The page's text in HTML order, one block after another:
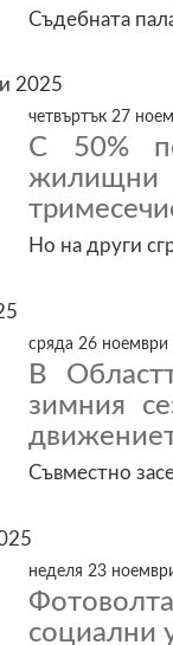
Съдебната
2025
четвъртък 27
С 50%
жилищни
Но на други
сряда 26
В
зимния
Съвместно
неделя 23
социални